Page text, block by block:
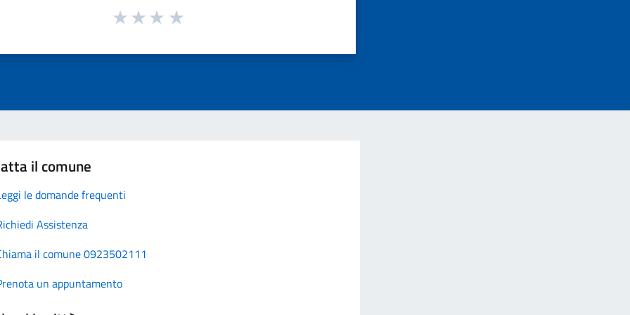
il comune
le domande frequenti
Assistenza
il comune 0923502111
un appuntamento